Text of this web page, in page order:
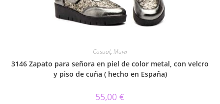
Casual, Mujer
3146 Zapato para señora en piel de color metal, con velcro
y piso de cuña ( hecho en España)
55,00 €